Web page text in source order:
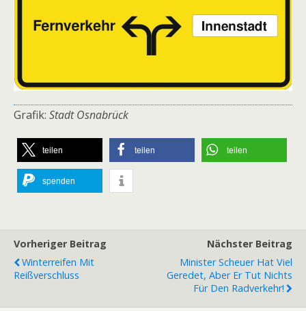
Grafik: Stadt Osnabrück
teilen teilen teilen
spenden
Vorheriger Beitrag
Winterreifen Mit
Reißverschluss
Nächster Beitrag
Minister Scheuer Hat Viel
Geredet, Aber Er Tut Nichts
Für Den Radverkehr!